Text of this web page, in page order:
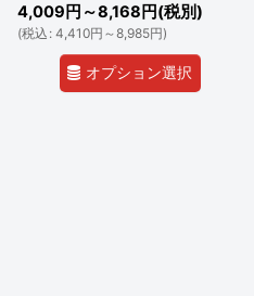
4,009 円 ～8,168 円(税別)
(税込 : 4,410円 ～8,985円)
オプション選択